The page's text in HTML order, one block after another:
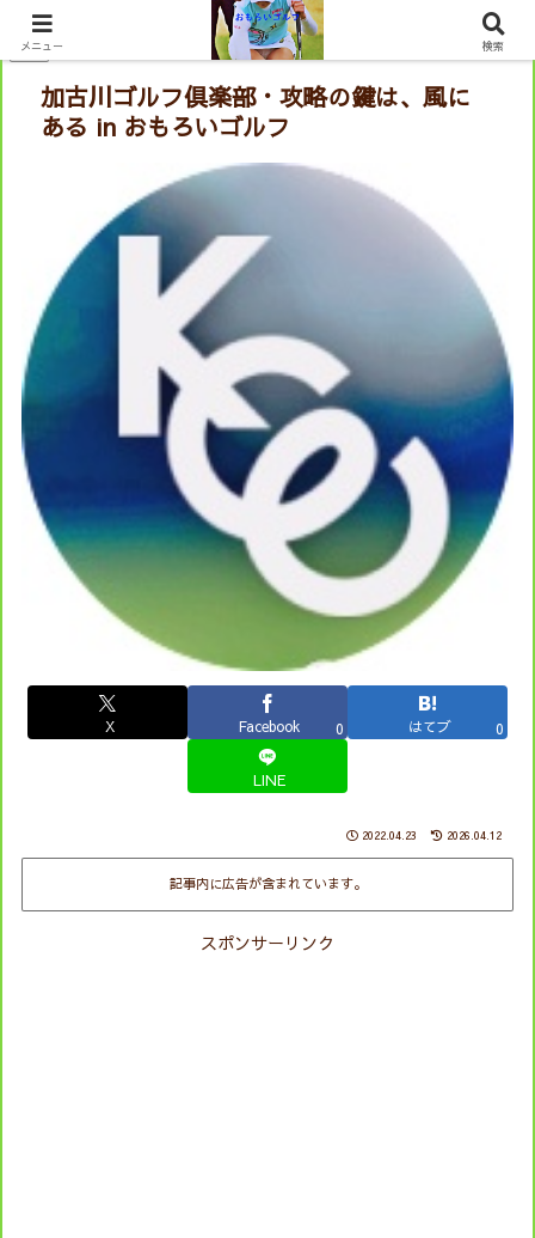
PR
加古川ゴルフ倶楽部・攻略の鍵は、風に
ある in おもろいゴルフ
X Facebook 0 はてブ 0
LINE
2022.04.23 2026.04.12
記事内に広告が含まれています。
スポンサーリンク
メニュー 検索